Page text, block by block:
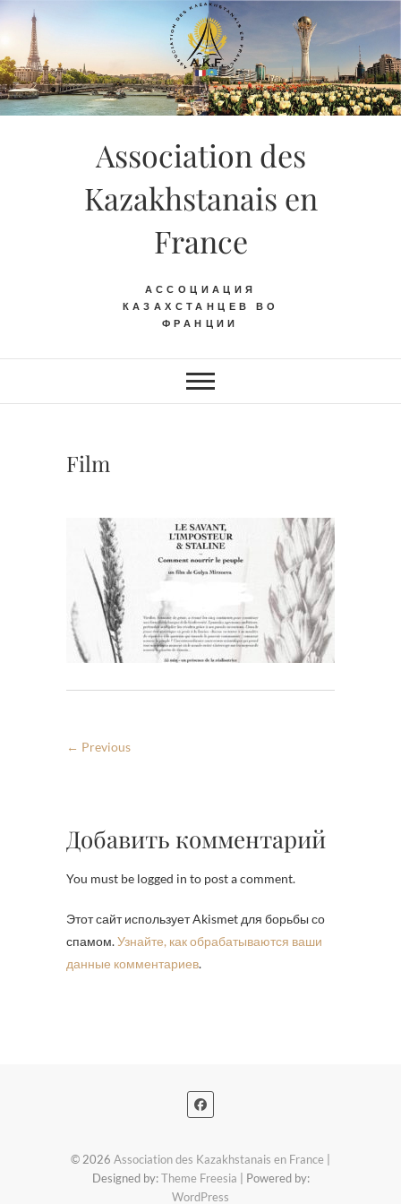
Skip
content
Association des
Kazakhstanais en
France
АССОЦИАЦИЯ
КАЗАХСТАНЦЕВ ВО
ФРАНЦИИ
Film
← Previous
Добавить комментарий
You must be logged in to post a comment.
Этот сайт использует Akismet для борьбы со
спамом.Узнайте, как обрабатываются ваши
данные комментариев.
© 2026 Association des Kazakhstanais en France
Designed by:Theme Freesia | Powered by:
WordPress